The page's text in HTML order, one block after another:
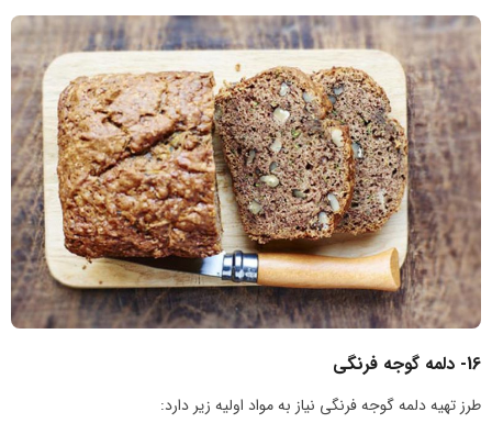
16- دلمه گوجه فرنگی
طرز تهیه دلمه گوجه فرنگی نیاز به مواد اولیه زیر دارد: